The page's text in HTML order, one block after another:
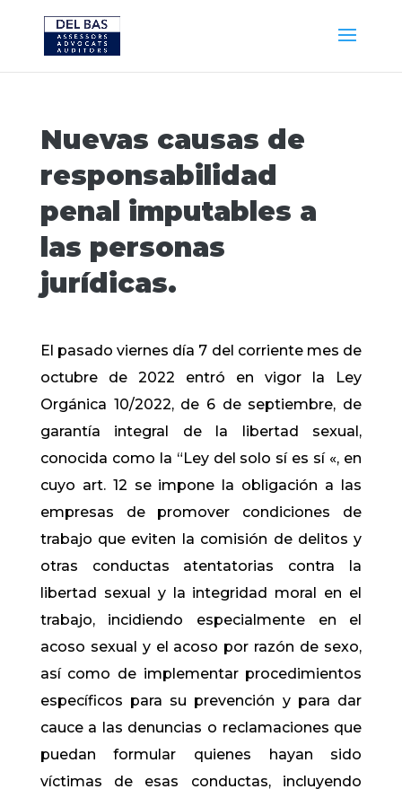
Nuevas causas de
responsabilidad
penal imputables a
las personas
jurídicas.
El pasado viernes día 7 del corriente mes de
octubre de 2022 entró en vigor la Ley
Orgánica 10/2022, de 6 de septiembre, de
garantía integral de la libertad sexual,
conocida como la “Ley del solo sí es sí «, en
cuyo art. 12 se impone la obligación a las
empresas de promover condiciones de
trabajo que eviten la comisión de delitos y
otras conductas atentatorias contra la
libertad sexual y la integridad moral en el
trabajo, incidiendo especialmente en el
acoso sexual y el acoso por razón de sexo,
así como de implementar procedimientos
específicos para su prevención y para dar
cauce a las denuncias o reclamaciones que
puedan formular quienes hayan sido
víctimas de esas conductas, incluyendo